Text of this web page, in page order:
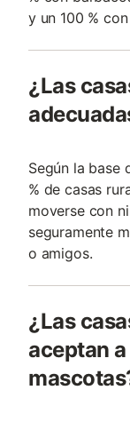
y un 100 %
¿Las
Según la base
% de casas
moverse con
seguramente
o amigos.
¿Las
aceptan